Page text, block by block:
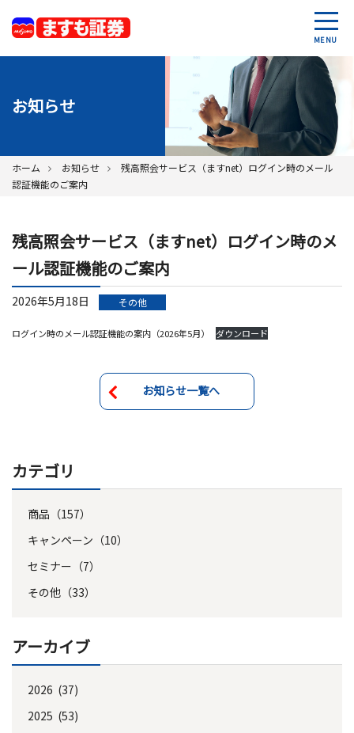
MENU
お知らせ
ホーム お知らせ
残高照会サービス（ますnet）ログイン時のメール
認証機能のご案内
残高照会サービス（ますnet）ログイン時のメ
ール認証機能のご案内
2026年5月18日 その他
ログイン時のメール認証機能の案内（2026年5月） ダウンロード
お知らせ一覧へ
カテゴリ
商品（157）
キャンペーン（10）
セミナー（7）
その他（33）
アーカイブ
2026 (37)
2025 (53)